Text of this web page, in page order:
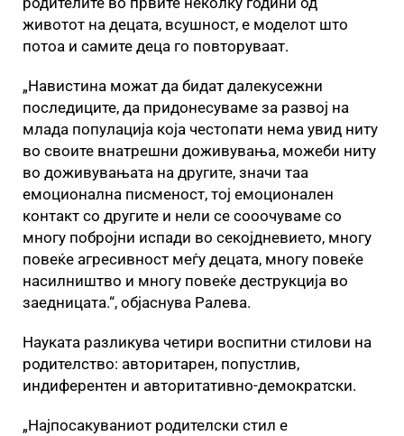
животот на децата, всушност, е моделот што
потоа и самите деца го повторуваат.
„Навистина можат да бидат далекусежни
последиците, да придонесуваме за развој на
млада популација која честопати нема увид ниту
во своите внатрешни доживувања, можеби ниту
во доживувањата на другите, значи таа
емоционална писменост, тој емоционален
контакт со другите и нели се сооочуваме со
многу побројни испади во секојдневието, многу
повеќе агресивност меѓу децата, многу повеќе
насилништво и многу повеќе деструкција во
заедницата.“, објаснува Ралева.
Науката разликува четири воспитни стилови на
родителство: авторитарен, попустлив,
индиферентен и авторитативно-демократски.
„Најпосакуваниот родителски стил е